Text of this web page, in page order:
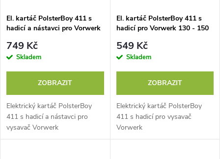
p
r
o
d
u
s
p
r
d
u
El. kartáč PolsterBoy 411 s
hadicí a nástavci pro Vorwerk
749 Kč
Skladem
ZOBRAZIT
Elektrický kartáč PolsterBoy
411 s hadicí a nástavci pro
vysavač Vorwerk
El. kartáč PolsterBoy 411 s
hadicí pro Vorwerk 130 - 150
549 Kč
Skladem
ZOBRAZIT
Elektrický kartáč PolsterBoy
411 s hadicí pro vysavač
Vorwerk